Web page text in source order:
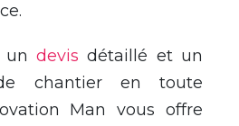
un devis détaillé et un
chantier en toute
Man vous offre